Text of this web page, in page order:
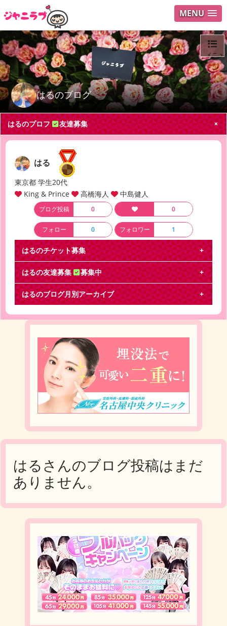
MENU
はるのブログ
メニュ
ログイ
Search
はるのプロフ 友達募集
はる
東京都 学生20代
King & Prince
高橋海人 中島健人
ブログ投稿 0 0
フォロー 0 フォロワー 1
はるのチケット募集
はるの友達募集 募集中
キンプリファン友◎
98line* 高橋海人 ひまわりイエロー?担当 ファンクラ
入ってます◎ キンプリファンの方ぜひお話
はるのブログ月別アーカイブ
はるさんのブログ投稿はまだ
ありません。